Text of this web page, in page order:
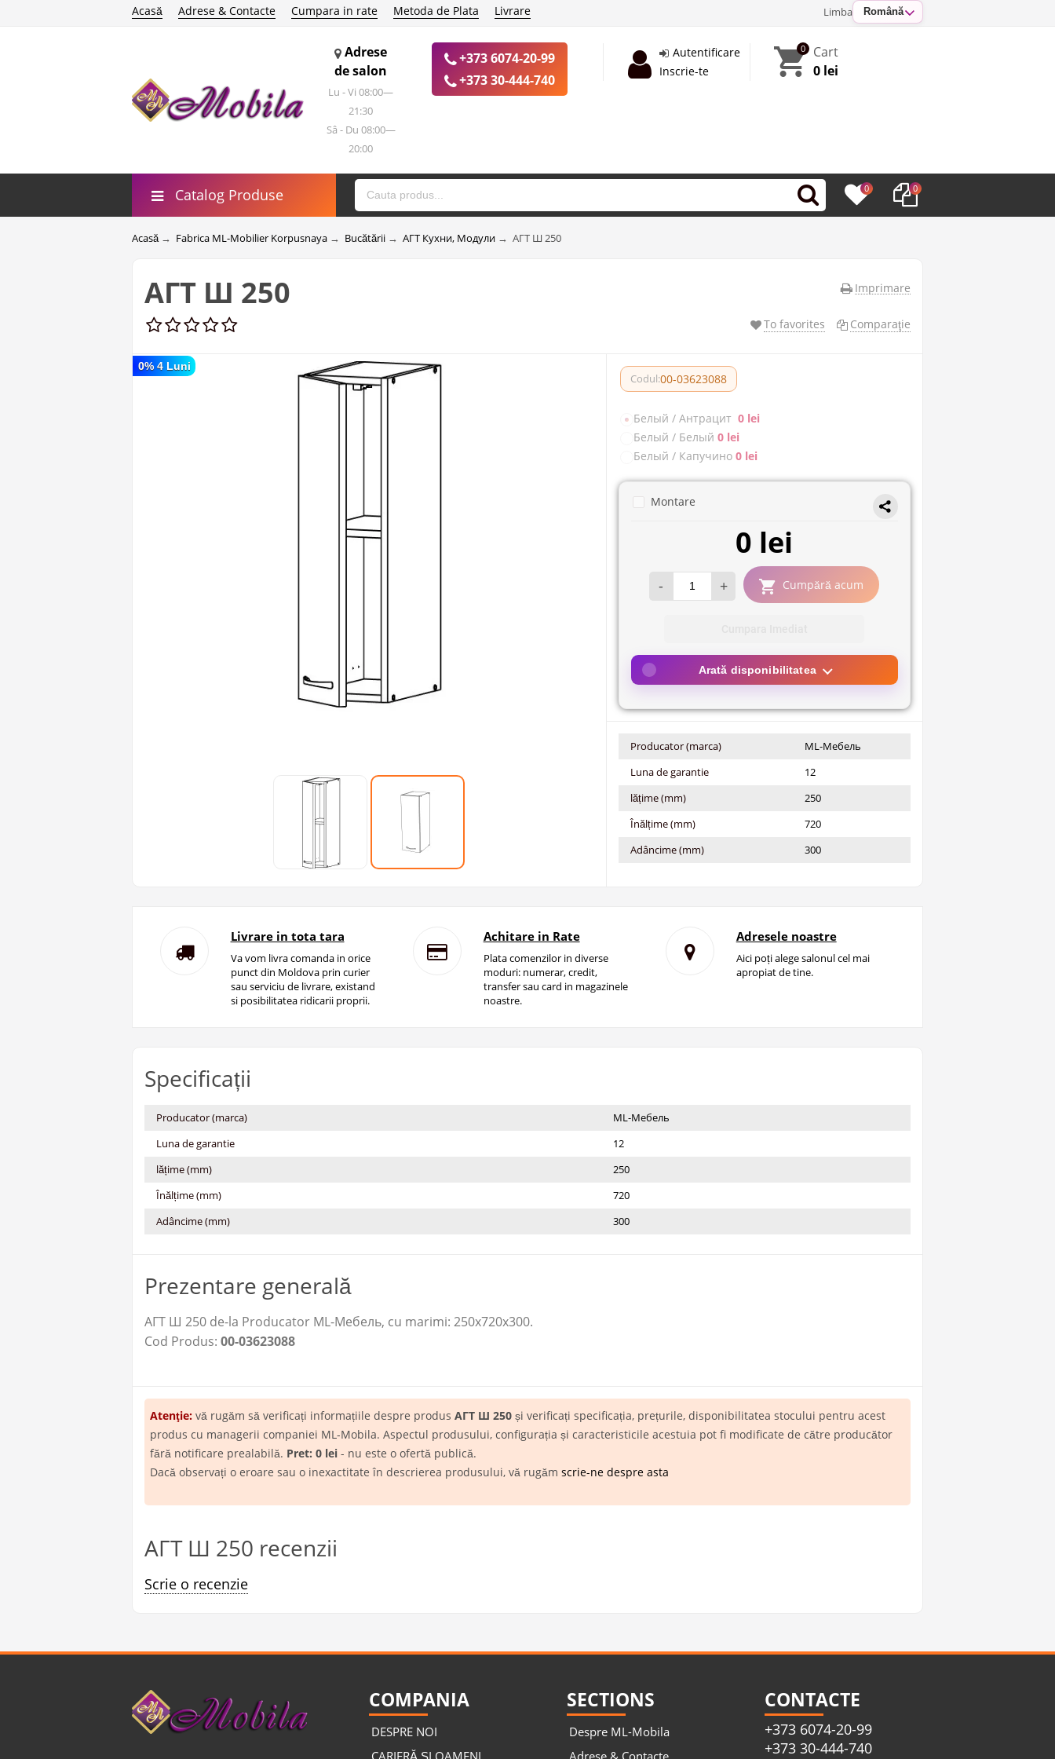
Limba Română
Acasă Adrese & Contacte Cumpara in rate Metoda de Plata Livrare
Adrese
de salon
Lu - Vi 08:00—
21:30
Sâ - Du 08:00—
20:00
+373 6074-20-99
+373 30-444-740
Autentificare
Inscrie-te
0
Cart
0 lei
Catalog Produse 0 0
Acasă → Fabrica ML-Mobilier Korpusnaya → Bucătării → АГТ Кухни, Модули → АГТ Ш 250
Imprimare
АГТ Ш 250
To favorites Comparaţie
0% 4 Luni
Codul:00-03623088
Белый / Антрацит 0 lei
Белый / Белый 0 lei
Белый / Капучино 0 lei
Montare
0 lei
- + Cumpără acum
Arată disponibilitatea
Producator (marca)
ML-Мебель
Luna de garantie
12
lățime (mm)
250
Înălțime (mm)
720
Adâncime (mm)
300
Livrare in tota tara
Va vom livra comanda in orice
punct din Moldova prin curier
sau serviciu de livrare, existand
si posibilitatea ridicarii proprii.
Achitare in Rate
Plata comenzilor in diverse
moduri: numerar, credit,
transfer sau card in magazinele
noastre.
Adresele noastre
Aici poți alege salonul cel mai
apropiat de tine.
Specificații
Producator (marca)
ML-Мебель
Luna de garantie
12
lățime (mm)
250
Înălțime (mm)
720
Adâncime (mm)
300
Prezentare generală
АГТ Ш 250 de-la Producator ML-Мебель​, cu marimi: 250x720x300.
Cod Produs: 00-03623088
Atenţie: vă rugăm să verificați informațiile despre produs АГТ Ш 250 și verificați specificația, prețurile, disponibilitatea stocului pentru acest
produs cu managerii companiei ML-Mobila. Aspectul produsului, configurația și caracteristicile acestuia pot fi modificate de către producător
fără notificare prealabilă. Pret: 0 lei - nu este o ofertă publică.
Dacă observați o eroare sau o inexactitate în descrierea produsului, vă rugăm scrie-ne despre asta
АГТ Ш 250 recenzii
Scrie o recenzie
COMPANIA
DESPRE NOI
CARIERĂ ȘI OAMENI
SECTIONS
Despre ML-Mobila
Adrese & Contacte
CONTACTE
+373 6074-20-99
+373 30-444-740